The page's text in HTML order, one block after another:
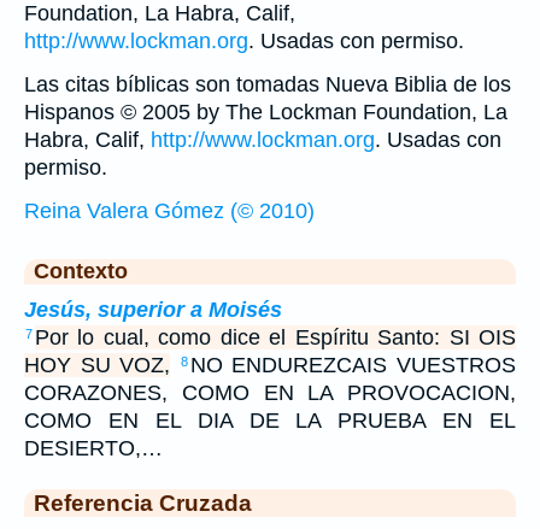
Foundation, La Habra, Calif,
http://www.lockman.org. Usadas con permiso.
Las citas bíblicas son tomadas Nueva Biblia de los
Hispanos © 2005 by The Lockman Foundation, La
Habra, Calif, http://www.lockman.org. Usadas con
permiso.
Reina Valera Gómez (© 2010)
Contexto
Jesús, superior a Moisés
7 Por lo cual, como dice el Espíritu Santo: SI OIS
HOY SU VOZ,
8 NO ENDUREZCAIS VUESTROS
CORAZONES, COMO EN LA PROVOCACION,
COMO EN EL DIA DE LA PRUEBA EN EL
DESIERTO,…
Referencia Cruzada